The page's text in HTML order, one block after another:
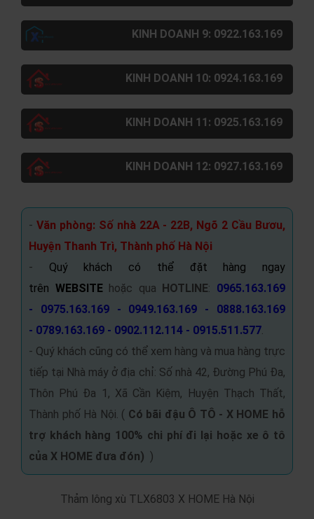
KINH DOANH 9: 0922.163.169
KINH DOANH 10: 0924.163.169
KINH DOANH 11: 0925.163.169
KINH DOANH 12: 0927.163.169
- Văn phòng: Số nhà 22A - 22B, Ngõ 2 Cầu Bươu,
Huyện Thanh Trì, Thành phố Hà Nội
- Quý khách có thể đặt hàng ngay
trên WEBSITE hoặc qua HOTLINE: 0965.163.169
- 0975.163.169 - 0949.163.169 - 0888.163.169
- 0789.163.169 - 0902.112.114 - 0915.511.577.
- Quý khách cũng có thể xem hàng và mua hàng trực
tiếp tại Nhà máy ở địa chỉ: Số nhà 42, Đường Phú Đa,
Thôn Phú Đa 1, Xã Cần Kiệm, Huyện Thạch Thất,
Thành phố Hà Nội. ( Có bãi đậu Ô TÔ - X HOME hỗ
trợ khách hàng 100% chi phí đi lại hoặc xe ô tô
của X HOME đưa đón) )
Thảm lông xù TLX6803 X HOME Hà Nội